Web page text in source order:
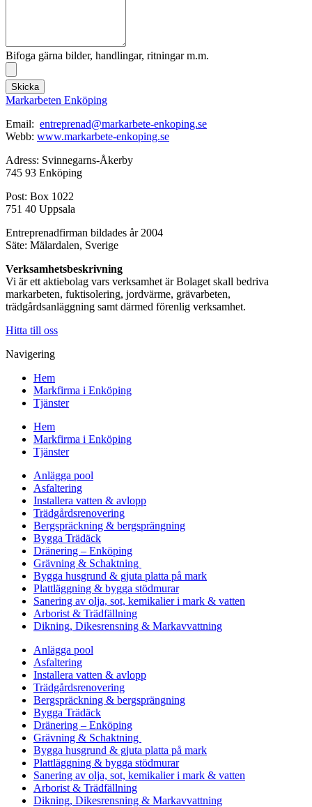
Bifoga gärna bilder, handlingar, ritningar m.m.
Skicka
Markarbeten Enköping
Email: entreprenad@markarbete-enkoping.se
Webb: www.markarbete-enkoping.se
Adress: Svinnegarns-Åkerby
745 93 Enköping
Post: Box 1022
751 40 Uppsala
Entreprenadfirman bildades år 2004
Säte: Mälardalen, Sverige
Verksamhetsbeskrivning
Vi är ett aktiebolag vars verksamhet är Bolaget skall bedriva
markarbeten, fuktisolering, jordvärme, grävarbeten,
trädgårdsanläggning samt därmed förenlig verksamhet.
Hitta till oss
Navigering
Hem
Markfirma i Enköping
Tjänster
Hem
Markfirma i Enköping
Tjänster
Anlägga pool
Asfaltering
Installera vatten & avlopp
Trädgårdsrenovering
Bergspräckning & bergsprängning
Bygga Trädäck
Dränering – Enköping
Grävning & Schaktning
Bygga husgrund & gjuta platta på mark
Plattläggning & bygga stödmurar
Sanering av olja, sot, kemikalier i mark & vatten
Arborist & Trädfällning
Dikning, Dikesrensning & Markavvattning
Anlägga pool
Asfaltering
Installera vatten & avlopp
Trädgårdsrenovering
Bergspräckning & bergsprängning
Bygga Trädäck
Dränering – Enköping
Grävning & Schaktning
Bygga husgrund & gjuta platta på mark
Plattläggning & bygga stödmurar
Sanering av olja, sot, kemikalier i mark & vatten
Arborist & Trädfällning
Dikning, Dikesrensning & Markavvattning